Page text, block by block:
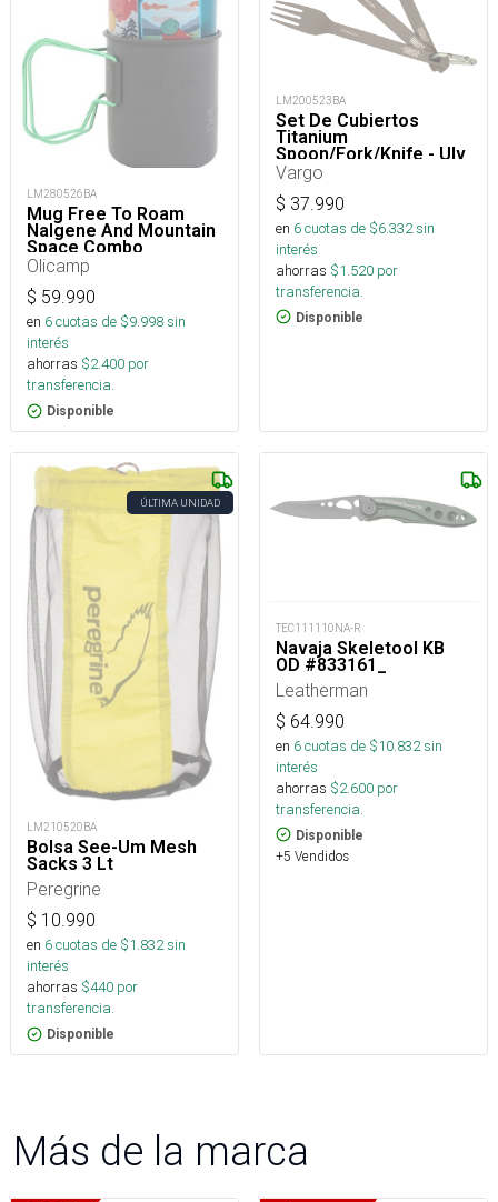
LM280526BA
Mug Free To Roam
Nalgene And Mountain
Space Combo
Olicamp
$ 59.990
en 6cuotas de $9.998sin
interés
ahorras $2.400 por
transferencia.
Disponible
LM200523BA
Set De Cubiertos
Titanium
Spoon/Fork/Knife - Ulv
Vargo
$ 37.990
en 6cuotas de $6.332sin
interés
ahorras $1.520 por
transferencia.
Disponible
ÚLTIMA UNIDAD
LM210520BA
Bolsa See-Um Mesh
Sacks 3 Lt
Peregrine
$ 10.990
en 6cuotas de $1.832sin
interés
ahorras $440 por
transferencia.
Disponible
TEC111110NA-R
Navaja Skeletool KB
OD #833161_
Leatherman
$ 64.990
en 6cuotas de $10.832sin
interés
ahorras $2.600 por
transferencia.
Disponible
+5 Vendidos
Más de la marca